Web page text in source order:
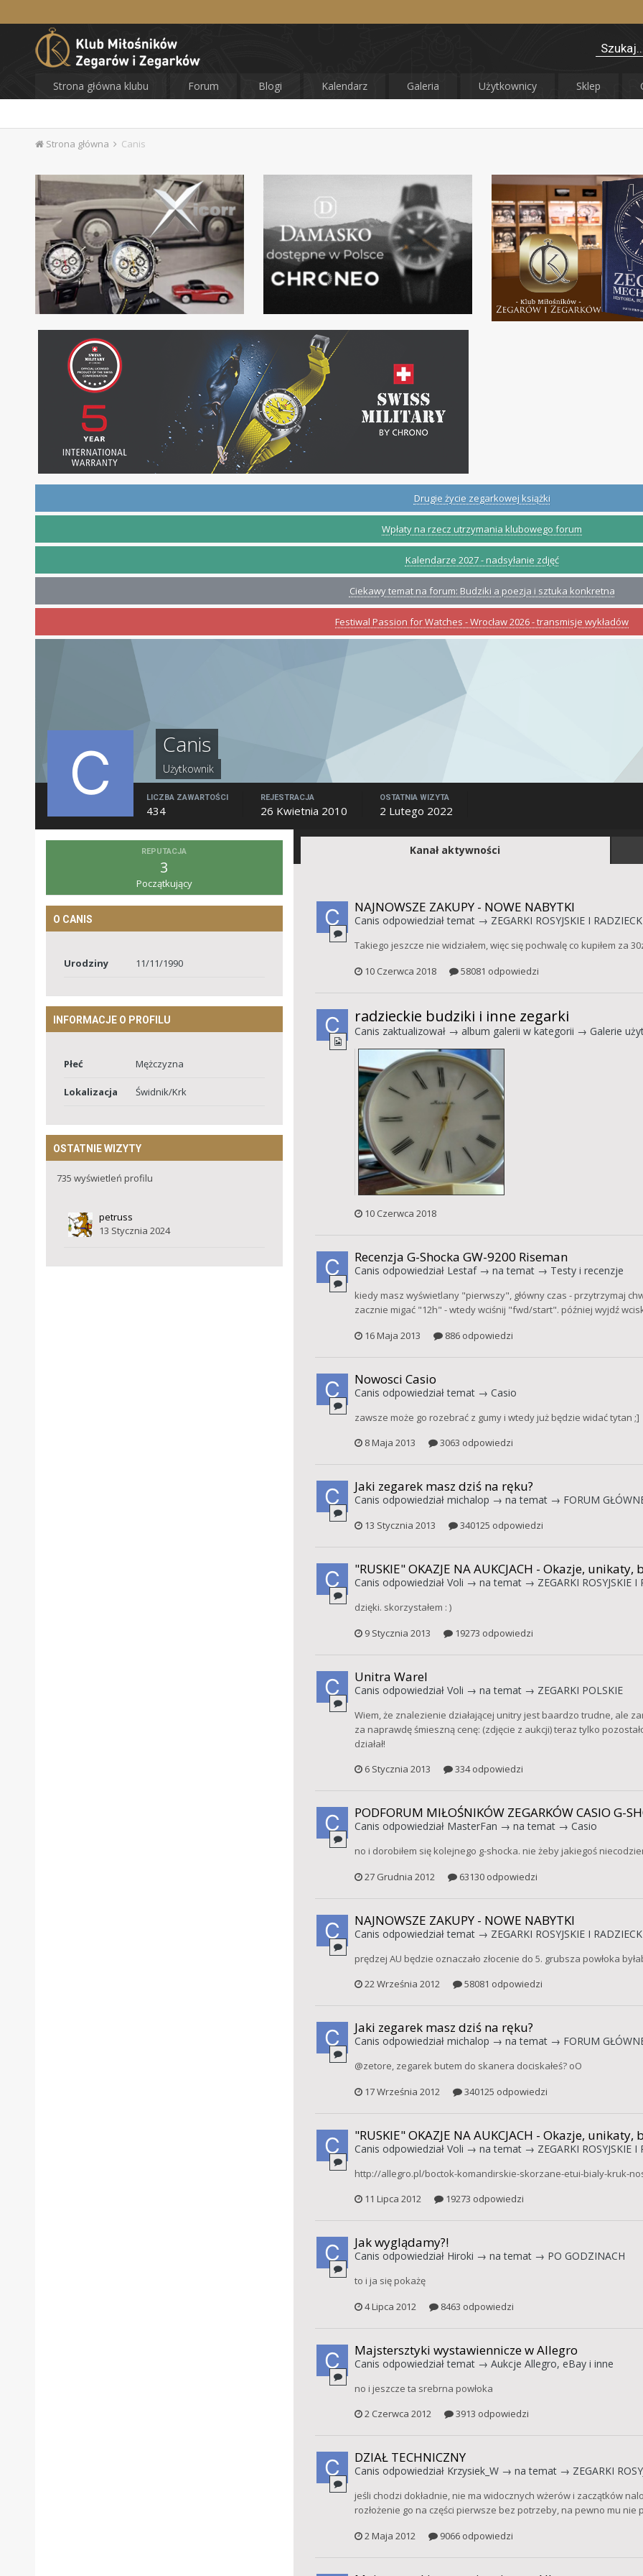
Strona główna klubu Forum Blogi Kalendarz Galeria Użytkownicy Sklep
Strona główna Canis
Drugie życie zegarkowej książki
Wpłaty na rzecz utrzymania klubowego forum
Kalendarze 2027 - nadsyłanie zdjęć
Ciekawy temat na forum: Budziki a poezja i sztuka konkretna
Festiwal Passion for Watches - Wrocław 2026 - transmisje wykładów
Canis
Użytkownik
LICZBA ZAWARTOŚCI
434
REJESTRACJA
26 Kwietnia 2010
OSTATNIA WIZYTA
2 Lutego 2022
REPUTACJA
3
Początkujący
O CANIS
Urodziny 11/11/1990
INFORMACJE O PROFILU
Płeć Mężczyzna
Lokalizacja Świdnik/Krk
OSTATNIE WIZYTY
735 wyświetleń profilu
petruss
13 Stycznia 2024
Kanał aktywności
NAJNOWSZE ZAKUPY - NOWE NABYTKI
Canis odpowiedział temat → ZEGARKI ROSYJSKIE I
Takiego jeszcze nie widziałem, więc się pochwalę co kupiłem za
10 Czerwca 2018
58081 odpowiedzi
radzieckie budziki i inne zegarki
Canis zaktualizował → album galerii w kategorii → Galerie
10 Czerwca 2018
Recenzja G-Shocka GW-9200 Riseman
Canis odpowiedział Lestaf→ na temat → Testy i recenzje
kiedy masz wyświetlany "pierwszy", główny czas - przytrzymaj
zacznie migać "12h" - wtedy wciśnij "fwd/start". później wyjdź
16 Maja 2013
886 odpowiedzi
Nowosci Casio
Canis odpowiedział temat → Casio
zawsze może go rozebrać z gumy i wtedy już będzie widać tytan ;]
8 Maja 2013
3063 odpowiedzi
Jaki zegarek masz dziś na ręku?
Canis odpowiedział michalop → na temat → FORUM
13 Stycznia 2013 340125 odpowiedzi
"RUSKIE" OKAZJE NA AUKCJACH - Okazje,
Canis odpowiedział Voli → na temat → ZEGARKI ROSYJSKIE I
dzięki. skorzystałem : )
9 Stycznia 2013
19273 odpowiedzi
Unitra Warel
Canis odpowiedział Voli → na temat → ZEGARKI POLSKIE
Wiem, że znalezienie działającej unitry jest baardzo trudne, ale
za naprawdę śmieszną cenę: (zdjęcie z aukcji) teraz tylko
działał!
6 Stycznia 2013
334 odpowiedzi
PODFORUM MIŁOŚNIKÓW ZEGARKÓW CASIO G-
Canis odpowiedział MasterFan → na temat → Casio
no i dorobiłem się kolejnego g-shocka. nie żeby jakiegoś
27 Grudnia 2012
63130 odpowiedzi
NAJNOWSZE ZAKUPY - NOWE NABYTKI
Canis odpowiedział temat → ZEGARKI ROSYJSKIE I
prędzej AU będzie oznaczało złocenie do 5. grubsza powłoka
22 Września 2012
58081 odpowiedzi
Jaki zegarek masz dziś na ręku?
Canis odpowiedział michalop → na temat → FORUM
@zetore, zegarek butem do skanera dociskałeś? oO
17 Września 2012
340125 odpowiedzi
"RUSKIE" OKAZJE NA AUKCJACH - Okazje,
Canis odpowiedział Voli → na temat → ZEGARKI ROSYJSKIE I
http://allegro.pl/boctok-komandirskie-skorzane-etui-bialy-kruk-
11 Lipca 2012
19273 odpowiedzi
Jak wyglądamy?!
Canis odpowiedział Hiroki → na temat → PO GODZINACH
to i ja się pokażę
4 Lipca 2012
8463 odpowiedzi
Majstersztyki wystawiennicze w Allegro
Canis odpowiedział temat → Aukcje Allegro, eBay i inne
no i jeszcze ta srebrna powłoka
2 Czerwca 2012
3913 odpowiedzi
DZIAŁ TECHNICZNY
Canis odpowiedział Krzysiek_W→ na temat → ZEGARKI
jeśli chodzi dokładnie, nie ma widocznych wżerów i zaczątków
rozłożenie go na części pierwsze bez potrzeby, na pewno mu nie
2 Maja 2012
9066 odpowiedzi